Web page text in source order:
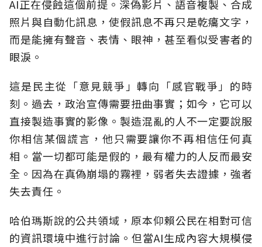
AI正在侵蝕這個前提。深偽影片、語音複製、合成
照片與自動化訊息，使假訊息不再只是乾癟文字，
而是能擁有聲音、表情、眼神，甚至看似受害者的
眼淚。
這是民主從「意見競爭」轉向「感官戰爭」的時
刻。過去，政治宣傳需要扭曲事實；如今，它可以
直接製造事實的影像。製造混亂的人不一定要說服
你相信某個謊言，他只需要讓你不再相信任何真
相。當一切都可能是假的，最有權力的人反而最安
全。因為在真偽崩塌的霧裡，弱者失去證據，強者
失去責任。
哈伯瑪斯說的公共領域，原本仰賴公民在相對可信
的資訊環境中進行討論。但當AI生成內容大規模侵